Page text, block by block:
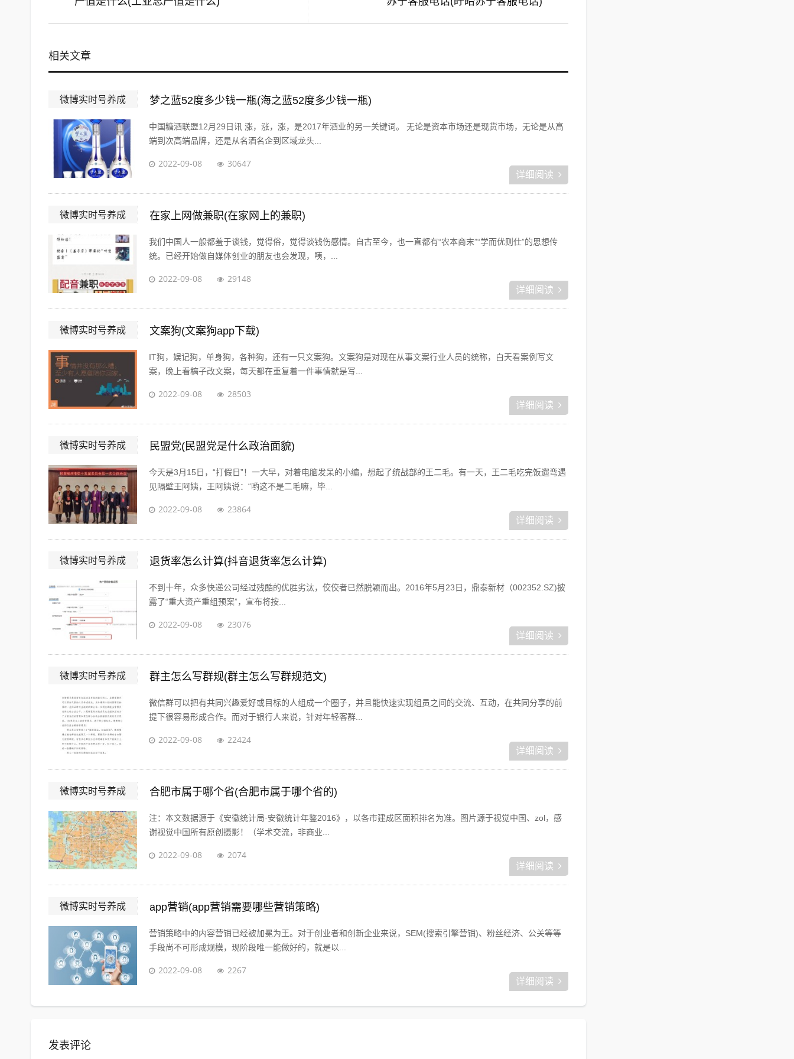
相关文章
微博实时号养成 梦之蓝52度多少钱一瓶(海之蓝52度多少钱一瓶)
中国糖酒联盟12月29日讯 涨，涨，涨，是2017年酒业的另一关键词。 无论是资本市场还是现货市场，无论是从高
端到次高端品牌，还是从名酒名企到区域龙头...
2022-09-08 30647
详细阅读
微博实时号养成 在家上网做兼职(在家网上的兼职)
我们中国人一般都羞于谈钱，觉得俗，觉得谈钱伤感情。自古至今，也一直都有“农本商末”“学而优则仕”的思想传
统。已经开始做自媒体创业的朋友也会发现，咦，...
2022-09-08 29148
详细阅读
微博实时号养成 文案狗(文案狗app下载)
IT狗，娱记狗，单身狗，各种狗，还有一只文案狗。文案狗是对现在从事文案行业人员的统称，白天看案例写文
案，晚上看稿子改文案，每天都在重复着一件事情就是写...
2022-09-08 28503
详细阅读
微博实时号养成 民盟党(民盟党是什么政治面貌)
今天是3月15日，“打假日”！一大早，对着电脑发呆的小编，想起了统战部的王二毛。有一天，王二毛吃完饭遛弯遇
见隔壁王阿姨，王阿姨说：“哟这不是二毛嘛，毕...
2022-09-08 23864
详细阅读
微博实时号养成 退货率怎么计算(抖音退货率怎么计算)
不到十年，众多快递公司经过残酷的优胜劣汰，佼佼者已然脱颖而出。2016年5月23日，鼎泰新材（002352.SZ)披
露了“重大资产重组预案”，宣布将按...
2022-09-08 23076
详细阅读
微博实时号养成 群主怎么写群规(群主怎么写群规范文)
微信群可以把有共同兴趣爱好或目标的人组成一个圈子，并且能快速实现组员之间的交流、互动，在共同分享的前
提下很容易形成合作。而对于银行人来说，针对年轻客群...
2022-09-08 22424
详细阅读
微博实时号养成 合肥市属于哪个省(合肥市属于哪个省的)
注：本文数据源于《安徽统计局·安徽统计年鉴2016》，以各市建成区面积排名为准。图片源于视觉中国、zol，感
谢视觉中国所有原创摄影！（学术交流，非商业...
2022-09-08 2074
详细阅读
微博实时号养成 app营销(app营销需要哪些营销策略)
营销策略中的内容营销已经被加冕为王。对于创业者和创新企业来说，SEM(搜索引擎营销)、粉丝经济、公关等等
手段尚不可形成规模，现阶段唯一能做好的，就是以...
2022-09-08 2267
详细阅读
发表评论